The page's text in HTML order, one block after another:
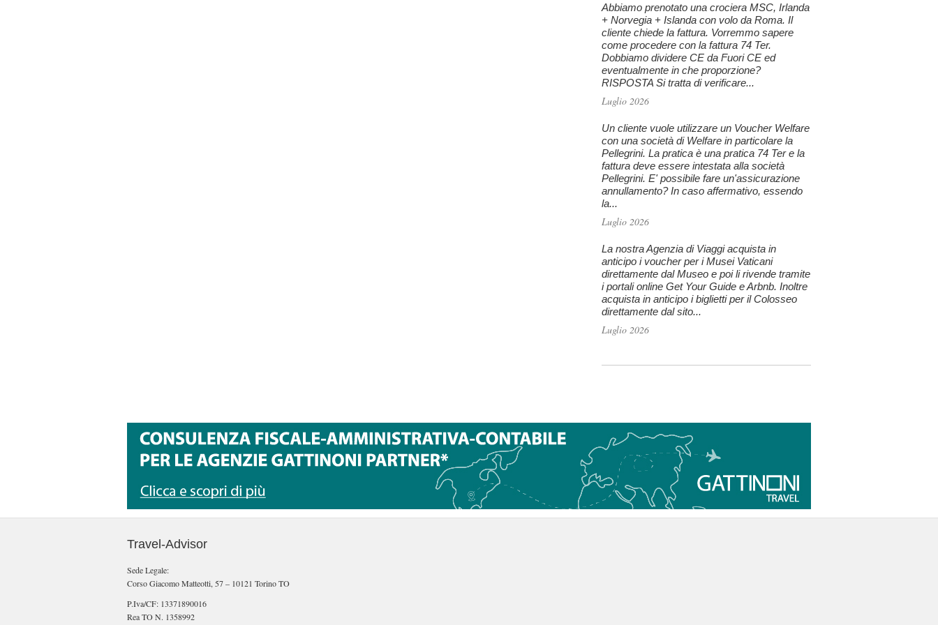
Abbiamo prenotato una crociera MSC, Irlanda
+ Norvegia + Islanda con volo da Roma. Il
cliente chiede la fattura. Vorremmo sapere
come procedere con la fattura 74 Ter.
Dobbiamo dividere CE da Fuori CE ed
eventualmente in che proporzione?
RISPOSTA Si tratta di verificare...
Luglio 2026
Un cliente vuole utilizzare un Voucher Welfare
con una società di Welfare in particolare la
Pellegrini. La pratica è una pratica 74 Ter e la
fattura deve essere intestata alla società
Pellegrini. E' possibile fare un'assicurazione
annullamento? In caso affermativo, essendo
la...
Luglio 2026
La nostra Agenzia di Viaggi acquista in
anticipo i voucher per i Musei Vaticani
direttamente dal Museo e poi li rivende tramite
i portali online Get Your Guide e Arbnb. Inoltre
acquista in anticipo i biglietti per il Colosseo
direttamente dal sito...
Luglio 2026
Travel-Advisor
Sede Legale:
Corso Giacomo Matteotti, 57 – 10121 Torino TO
P.Iva/CF: 13371890016
Rea TO N. 1358992